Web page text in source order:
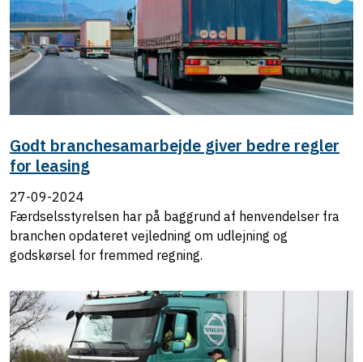
Godt branchesamarbejde giver bedre regler
for leasing
27-09-2024
Færdselsstyrelsen har på baggrund af henvendelser fra
branchen opdateret vejledning om udlejning og
godskørsel for fremmed regning.